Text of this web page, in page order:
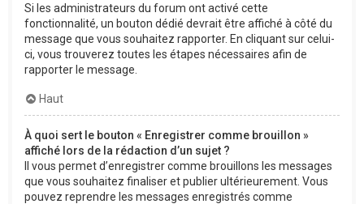
Si les administrateurs du forum ont activé cette
fonctionnalité, un bouton dédié devrait être affiché à côté du
message que vous souhaitez rapporter. En cliquant sur celui-
ci, vous trouverez toutes les étapes nécessaires afin de
rapporter le message.
Haut
À quoi sert le bouton « Enregistrer comme brouillon »
affiché lors de la rédaction d’un sujet ?
Il vous permet d’enregistrer comme brouillons les messages
que vous souhaitez finaliser et publier ultérieurement. Vous
pouvez reprendre les messages enregistrés comme